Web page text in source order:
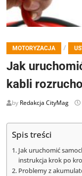
MOTORYZACJA /
Jak
kabli
by Redakcja CityMag
Spis treści
Jak uruchomić
instrukcja krok po
Problemy z